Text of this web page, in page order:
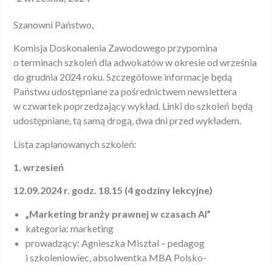
Szanowni Państwo,
Komisja Doskonalenia Zawodowego przypomina
o terminach szkoleń dla adwokatów w okresie od września
do grudnia 2024 roku. Szczegółowe informacje będą
Państwu udostępniane za pośrednictwem newslettera
w czwartek poprzedzający wykład. Linki do szkoleń będą
udostępniane, tą samą drogą, dwa dni przed wykładem.
Lista zaplanowanych szkoleń:
1. wrzesień
12.09.2024 r. godz. 18.15 (4 godziny lekcyjne)
„Marketing branży prawnej w czasach AI”
kategoria: marketing
prowadzący: Agnieszka Misztal – pedagog
i szkoleniowiec, absolwentka MBA Polsko-